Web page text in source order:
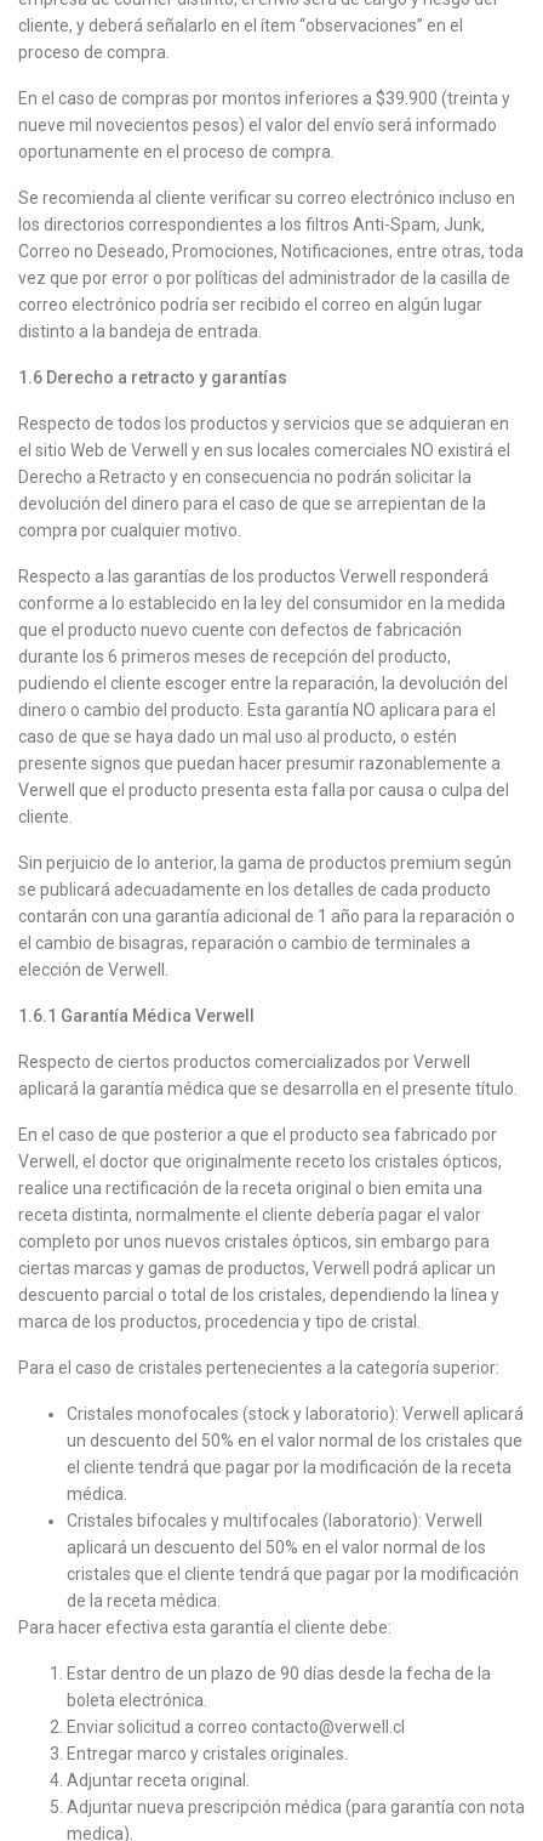
cliente, y deberá señalarlo en el ítem “observaciones” en el
proceso de compra.
En el caso de compras por montos inferiores a $39.900 (treinta y
nueve mil novecientos pesos) el valor del envío será informado
oportunamente en el proceso de compra.
Se recomienda al cliente verificar su correo electrónico incluso en
los directorios correspondientes a los filtros Anti-Spam, Junk,
Correo no Deseado, Promociones, Notificaciones, entre otras, toda
vez que por error o por políticas del administrador de la casilla de
correo electrónico podría ser recibido el correo en algún lugar
distinto a la bandeja de entrada.
1.6 Derecho a retracto y garantías
Respecto de todos los productos y servicios que se adquieran en
el sitio Web de Verwell y en sus locales comerciales NO existirá el
Derecho a Retracto y en consecuencia no podrán solicitar la
devolución del dinero para el caso de que se arrepientan de la
compra por cualquier motivo.
Respecto a las garantías de los productos Verwell responderá
conforme a lo establecido en la ley del consumidor en la medida
que el producto nuevo cuente con defectos de fabricación
durante los 6 primeros meses de recepción del producto,
pudiendo el cliente escoger entre la reparación, la devolución del
dinero o cambio del producto. Esta garantía NO aplicara para el
caso de que se haya dado un mal uso al producto, o estén
presente signos que puedan hacer presumir razonablemente a
Verwell que el producto presenta esta falla por causa o culpa del
cliente.
Sin perjuicio de lo anterior, la gama de productos premium según
se publicará adecuadamente en los detalles de cada producto
contarán con una garantía adicional de 1 año para la reparación o
el cambio de bisagras, reparación o cambio de terminales a
elección de Verwell.
1.6.1 Garantía Médica Verwell
Respecto de ciertos productos comercializados por Verwell
aplicará la garantía médica que se desarrolla en el presente título.
En el caso de que posterior a que el producto sea fabricado por
Verwell, el doctor que originalmente receto los cristales ópticos,
realice una rectificación de la receta original o bien emita una
receta distinta, normalmente el cliente debería pagar el valor
completo por unos nuevos cristales ópticos, sin embargo para
ciertas marcas y gamas de productos, Verwell podrá aplicar un
descuento parcial o total de los cristales, dependiendo la línea y
marca de los productos, procedencia y tipo de cristal.
Para el caso de cristales pertenecientes a la categoría superior:
Cristales monofocales (stock y laboratorio): Verwell aplicará
un descuento del 50% en el valor normal de los cristales que
el cliente tendrá que pagar por la modificación de la receta
médica.
Cristales bifocales y multifocales (laboratorio): Verwell
aplicará un descuento del 50% en el valor normal de los
cristales que el cliente tendrá que pagar por la modificación
de la receta médica.
Para hacer efectiva esta garantía el cliente debe:
Estar dentro de un plazo de 90 días desde la fecha de la
boleta electrónica.
Enviar solicitud a correo contacto@verwell.cl
Entregar marco y cristales originales.
Adjuntar receta original.
Adjuntar nueva prescripción médica (para garantía con nota
medica).